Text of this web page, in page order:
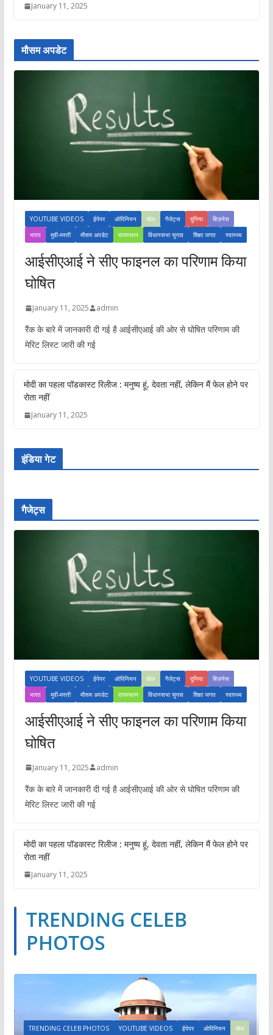
January 11, 2025
मौसम अपडेट
YOUTUBE VIDEOS ईपेपर ओपिनियन खेल गैजेट्स दुनिया
बिज़नेस
भारत
मूवी-मस्ती मौसम अपडेट राजस्थान विधानसभा चुनाव शिक्षा जगत स्वास्थ्य
आईसीएआई ने सीए फाइनल का परिणाम किया
घोषित
January 11, 2025 admin
रैंक के बारे में जानकारी दी गई है आईसीएआई की ओर से घोषित परिणाम की
मेरिट लिस्ट जारी की गई
मोदी का पहला पॉडकास्ट रिलीज : मनुष्य हूं, देवता नहीं, लेकिन मैं फेल होने पर
रोता नहीं
January 11, 2025
इंडिया गेट
गैजेट्स
YOUTUBE VIDEOS ईपेपर ओपिनियन खेल गैजेट्स दुनिया
बिज़नेस
भारत
मूवी-मस्ती मौसम अपडेट राजस्थान विधानसभा चुनाव शिक्षा जगत स्वास्थ्य
आईसीएआई ने सीए फाइनल का परिणाम किया
घोषित
January 11, 2025 admin
रैंक के बारे में जानकारी दी गई है आईसीएआई की ओर से घोषित परिणाम की
मेरिट लिस्ट जारी की गई
मोदी का पहला पॉडकास्ट रिलीज : मनुष्य हूं, देवता नहीं, लेकिन मैं फेल होने पर
रोता नहीं
January 11, 2025
TRENDING CELEB
PHOTOS
TRENDING CELEB PHOTOS YOUTUBE VIDEOS ईपेपर ओपिनियन
खेल